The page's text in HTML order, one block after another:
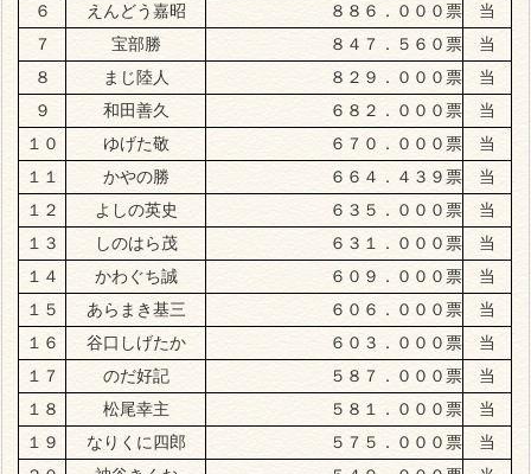
６
えんどう嘉昭 ８８６．０００票
当
７
宝部勝 ８４７．５６０票
当
８
まじ陸人 ８２９．０００票
当
９
和田善久 ６８２．０００票
当
１０
ゆげた敬 ６７０．０００票
当
１１
かやの勝 ６６４．４３９票
当
１２
よしの英史 ６３５．０００票
当
１３
しのはら茂 ６３１．０００票
当
１４
かわぐち誠 ６０９．０００票
当
１５
あらまき基三 ６０６．０００票
当
１６
谷口しげたか ６０３．０００票
当
１７
のだ好記 ５８７．０００票
当
１８
松尾幸主 ５８１．０００票
当
１９
なりくに四郎 ５７５．０００票
当